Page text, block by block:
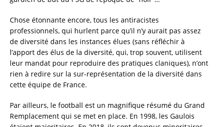
Chose étonnante encore, tous les antiracistes
professionnels, qui hurlent parce qu’il n’y aurait pas assez
de diversité dans les instances élues (sans réfléchir à
l’apport des élus de la diversité, qui, trop souvent, utilisent
leur mandat pour reproduire des pratiques claniques), n’ont
rien à redire sur la sur-représentation de la diversité dans
cette équipe de France.
Par ailleurs, le football est un magnifique résumé du Grand
Remplacement qui se met en place. En 1998, les Gaulois